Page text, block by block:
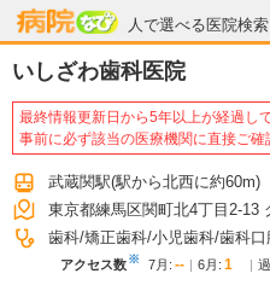
人で選べる医院検索
病院なび
いしざわ歯科医院
最終情報更新日から5年以上が経過し
事前に必ず該当の医療機関に直接ご確
武蔵関駅(駅から北西に約60m)
東京都練馬区関町北4丁目2-13
歯科 矯正歯科 小児歯科 歯科口
アクセス数※ 7月 : -- 6月 : 1